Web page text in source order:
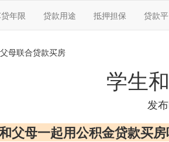
年限 贷款用途 抵押担保 贷款
母联合贷款买房
学生
发
父母一起用公积金贷款买